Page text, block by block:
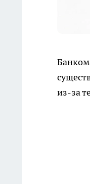
из-за